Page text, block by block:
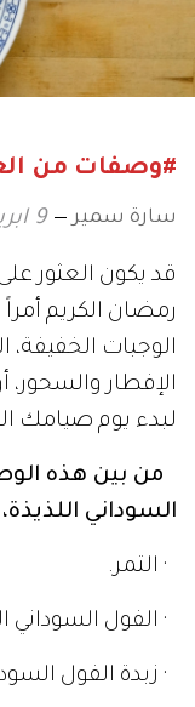
#وصفات من
سارة سمير 9 ابريل 2022
قد يكون العثور
رمضان الكريم
الوجبات الخفيفة،
الإفطار
لبدء يوم صيامك
من بين هذه
السوداني
· التمر.
· الفول السوداني
· زبدة الفول